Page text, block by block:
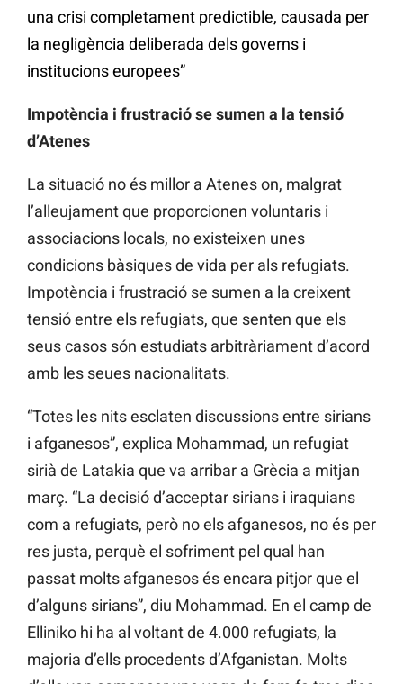
una crisi completament predictible, causada per
la negligència deliberada dels governs i
institucions europees”
Impotència i frustració se sumen a la tensió
d’Atenes
La situació no és millor a Atenes on, malgrat
l’alleujament que proporcionen voluntaris i
associacions locals, no existeixen unes
condicions bàsiques de vida per als refugiats.
Impotència i frustració se sumen a la creixent
tensió entre els refugiats, que senten que els
seus casos són estudiats arbitràriament d’acord
amb les seues nacionalitats.
“Totes les nits esclaten discussions entre sirians
i afganesos”, explica Mohammad, un refugiat
sirià de Latakia que va arribar a Grècia a mitjan
març. “La decisió d’acceptar sirians i iraquians
com a refugiats, però no els afganesos, no és per
res justa, perquè el sofriment pel qual han
passat molts afganesos és encara pitjor que el
d’alguns sirians”, diu Mohammad. En el camp de
Elliniko hi ha al voltant de 4.000 refugiats, la
majoria d’ells procedents d’Afganistan. Molts